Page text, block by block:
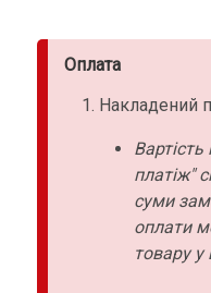
Оплата
Накладений
платіж"
суми
оплати
товару у